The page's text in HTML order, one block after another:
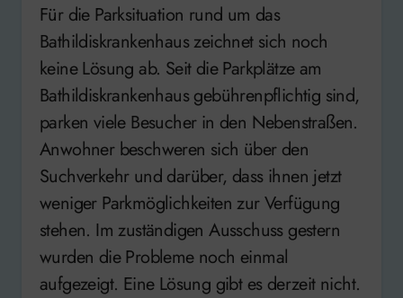
Für die Parksituation rund um das
Bathildiskrankenhaus zeichnet sich noch
keine Lösung ab. Seit die Parkplätze am
Bathildiskrankenhaus gebührenpflichtig sind,
parken viele Besucher in den Nebenstraßen.
Anwohner beschweren sich über den
Suchverkehr und darüber, dass ihnen jetzt
weniger Parkmöglichkeiten zur Verfügung
stehen. Im zuständigen Ausschuss gestern
wurden die Probleme noch einmal
aufgezeigt. Eine Lösung gibt es derzeit nicht.